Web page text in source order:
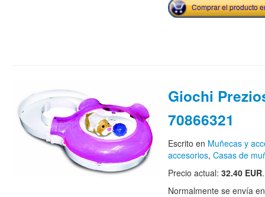
Comprar el producto
Giochi
70866321
Escrito en Muñecas y
accesorios, Casas de
Precio actual: 32.40 EUR.
Normalmente se envía